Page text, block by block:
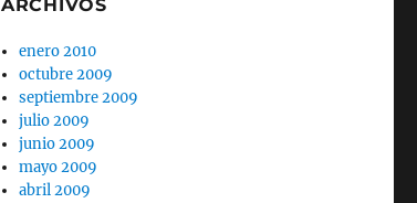
ARCHIVOS
enero 2010
octubre 2009
septiembre 2009
julio 2009
junio 2009
mayo 2009
abril 2009